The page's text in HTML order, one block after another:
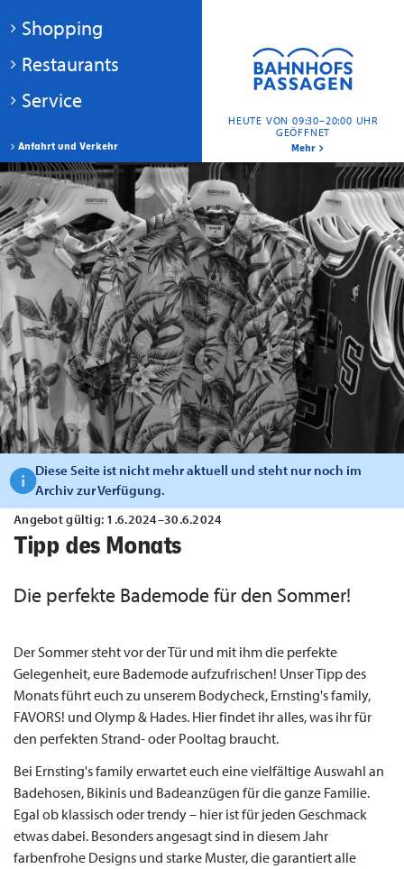
HEUTE VON 09:30–20:00 UHR
GEÖFFNET
Mehr
Anfahrt und Verkehr
Shopping
Restaurants
Service
Diese Seite ist nicht mehr aktuell und steht nur noch im
Archiv zur Verfügung.
Angebot gültig: 1.6.2024–30.6.2024
Tipp des Monats
Die perfekte Bademode für den Sommer!
Der Sommer steht vor der Tür und mit ihm die perfekte
Gelegenheit, eure Bademode aufzufrischen! Unser Tipp des
Monats führt euch zu unserem Bodycheck, Ernsting's family,
FAVORS! und Olymp & Hades. Hier findet ihr alles, was ihr für
den perfekten Strand- oder Pooltag braucht.
Bei Ernsting's family erwartet euch eine vielfältige Auswahl an
Badehosen, Bikinis und Badeanzügen für die ganze Familie.
Egal ob klassisch oder trendy – hier ist für jeden Geschmack
etwas dabei. Besonders angesagt sind in diesem Jahr
farbenfrohe Designs und starke Muster, die garantiert alle